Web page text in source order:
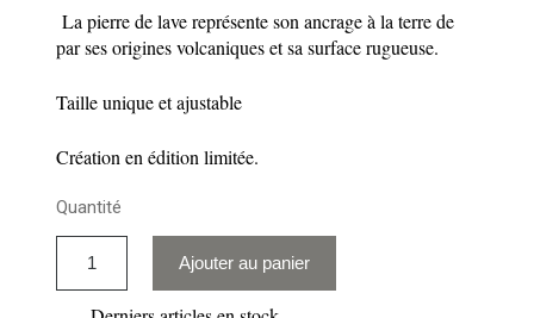
La pierre de lave représente son ancrage à la terre de
par ses origines volcaniques et sa surface rugueuse.
Taille unique et ajustable
Création en édition limitée.
Quantité
Ajouter au panier